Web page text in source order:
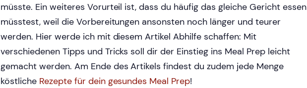
müsste. Ein weiteres Vorurteil ist, dass du häufig das gleiche Gericht essen
müsstest, weil die Vorbereitungen ansonsten noch länger und teurer
werden. Hier werde ich mit diesem Artikel Abhilfe schaffen: Mit
verschiedenen Tipps und Tricks soll dir der Einstieg ins Meal Prep leicht
gemacht werden. Am Ende des Artikels findest du zudem jede Menge
köstliche Rezepte für dein gesundes Meal Prep!